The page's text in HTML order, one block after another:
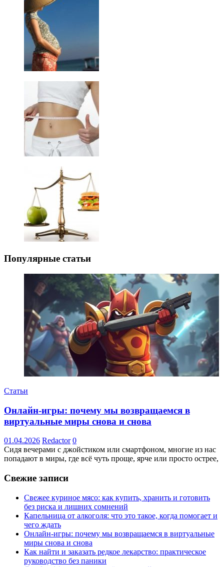
Популярные статьи
Статьи
Онлайн-игры: почему мы возвращаемся в
виртуальные миры снова и снова
01.04.2026 Redactor 0
Сидя вечерами с джойстиком или смартфоном, многие из нас
попадают в миры, где всё чуть проще, ярче или просто острее,
Свежие записи
Свежее куриное мясо: как купить, хранить и готовить
без риска и лишних сомнений
Капельница от алкоголя: что это такое, когда помогает и
чего ждать
Онлайн-игры: почему мы возвращаемся в виртуальные
миры снова и снова
Как найти и заказать редкое лекарство: практическое
руководство без паники